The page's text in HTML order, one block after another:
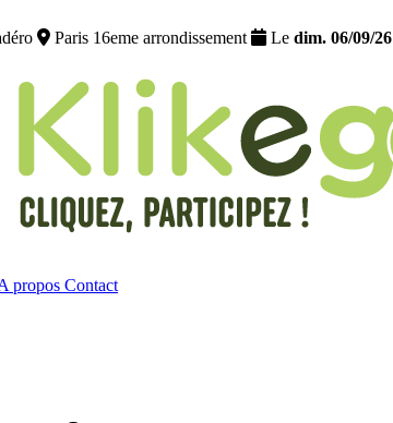
Paris 16eme arrondissement Le dim. 06/09/26
propos Contact